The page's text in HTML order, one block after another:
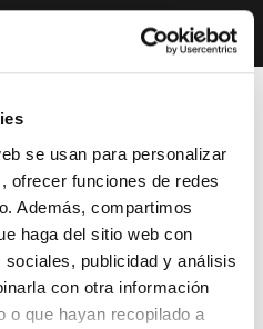
se usan para personalizar
ofrecer funciones de redes
Además, compartimos
haga del sitio web con
publicidad y análisis
con otra información
o que hayan recopilado a